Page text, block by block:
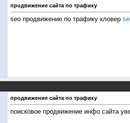
продвижение сайта по трафику
seo продвижение по трафику кловер
продвижение сайта по трафику
поисковое продвижение инфо сайта